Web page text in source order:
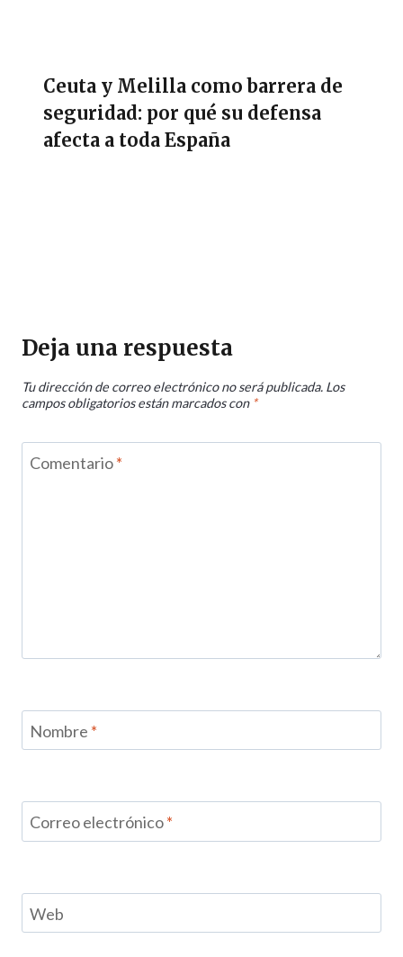
Ceuta y Melilla como barrera de
seguridad: por qué su defensa
afecta a toda España
Deja una respuesta
Tu dirección de correo electrónico no será publicada. Los
campos obligatorios están marcados con *
Comentario*
Nombre *
Correo electrónico*
Web